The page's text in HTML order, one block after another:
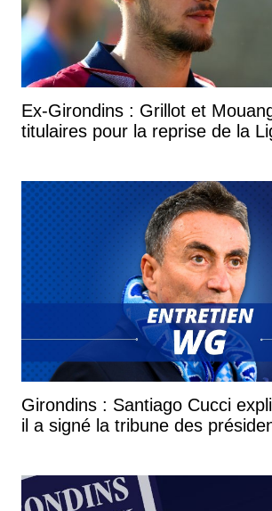
Ex-Girondins : Grillot et
titulaires pour la reprise de la
Girondins : Santiago Cucci
il a signé la tribune des